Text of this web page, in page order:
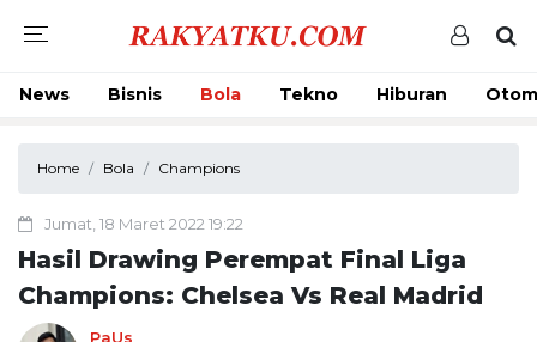
News Bisnis Bola Tekno Hiburan
Home Bola Champions
Jumat, 18 Maret 2022 19:22
Hasil Drawing Perempat Final Liga
Champions: Chelsea Vs Real Madrid
PaUs